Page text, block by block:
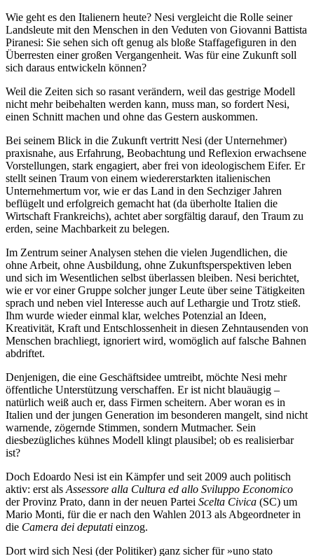
Wie geht es den Italienern heute? Nesi vergleicht die Rolle seiner
Landsleute mit den Menschen in den Veduten von Giovanni Battista
Piranesi: Sie sehen sich oft genug als bloße Staffagefiguren in den
Über­resten einer großen Vergangenheit. Was für eine Zukunft soll
sich daraus entwickeln können?
Weil die Zeiten sich so rasant verändern, weil das gestrige Modell
nicht mehr beibehalten werden kann, muss man, so fordert Nesi,
einen Schnitt machen und ohne das Gestern auskommen.
Bei seinem Blick in die Zukunft vertritt Nesi (der Unternehmer)
praxisnahe, aus Erfahrung, Beobachtung und Reflexion erwachsene
Vorstellungen, stark engagiert, aber frei von ideologischem Eifer. Er
stellt sei­nen Traum von einem wiedererstarkten italienischen
Unternehmertum vor, wie er das Land in den Sechzi­ger Jahren
beflügelt und erfolgreich gemacht hat (da überholte Italien die
Wirtschaft Frankreichs), achtet aber sorgfältig darauf, den Traum zu
erden, seine Machbarkeit zu belegen.
Im Zentrum seiner Analysen stehen die vielen Jugendlichen, die
ohne Arbeit, ohne Ausbildung, ohne Zu­kunftsperspektiven leben
und sich im Wesentlichen selbst überlassen bleiben. Nesi berichtet,
wie er vor einer Gruppe solcher junger Leute über seine Tätigkeiten
sprach und neben viel Interesse auch auf Lethar­gie und Trotz stieß.
Ihm wurde wieder einmal klar, welches Potenzial an Ideen,
Kreativität, Kraft und Ent­schlossenheit in diesen Zehntausenden von
Menschen brachliegt, ignoriert wird, womöglich auf falsche Bahnen
abdriftet.
Denjenigen, die eine Geschäftsidee umtreibt, möchte Nesi mehr
öffentliche Unterstützung verschaffen. Er ist nicht blauäugig –
natürlich weiß auch er, dass Firmen scheitern. Aber woran es in
Italien und der jungen Generation im besonderen mangelt, sind nicht
warnende, zögernde Stimmen, sondern Mutmacher. Sein
diesbezügliches kühnes Modell klingt plausibel; ob es realisierbar
ist?
Doch Edoardo Nesi ist ein Kämpfer und seit 2009 auch politisch
aktiv: erst als Assessore alla Cultura ed allo Sviluppo Economico
der Provinz Prato, dann in der neuen Partei Scelta Civica (SC) um
Mario Monti, für die er nach den Wahlen 2013 als Abgeordneter in
die Camera dei deputati einzog.
Dort wird sich Nesi (der Politiker) ganz sicher für »uno stato